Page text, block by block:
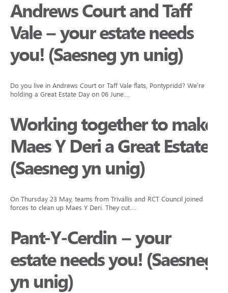
Andrews Court and Taff
Vale – your estate needs
you! (Saesneg yn unig)
Do you live in Andrews Court or Taff Vale flats, Pontypridd? We’re
holding a Great Estate Day on 06 June…
Working together to make
Maes Y Deri a Great Estate
(Saesneg yn unig)
On Thursday 23 May, teams from Trivallis and RCT Council joined
forces to clean up Maes Y Deri. They cut…
Pant-Y-Cerdin – your
estate needs you! (Saesneg
yn unig)